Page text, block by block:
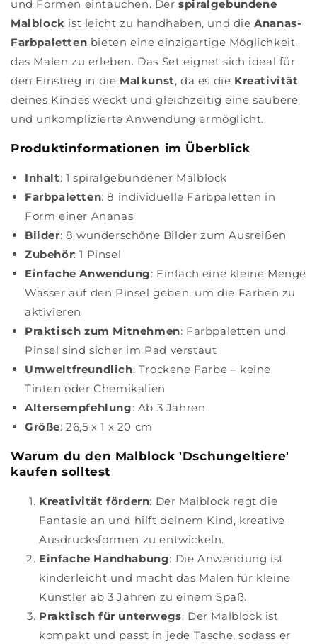
und Formen eintauchen. Derspiralgebundene
Malblock ist leicht zu handhaben, und dieAnanas-
Farbpaletten bieten eine einzigartige Möglichkeit,
das Malen zu erleben. Das Set eignet sich ideal für
den Einstieg in die Malkunst, da es die Kreativität
deines Kindes weckt und gleichzeitig eine saubere
und unkomplizierte Anwendung ermöglicht.
Produktinformationen im Überblick
Inhalt: 1 spiralgebundener Malblock
Farbpaletten: 8 individuelle Farbpaletten in
Form einer Ananas
Bilder: 8 wunderschöne Bilder zum Ausreißen
Zubehör: 1 Pinsel
Einfache Anwendung: Einfach eine kleine Menge
Wasser auf den Pinsel geben, um die Farben zu
aktivieren
Praktisch zum Mitnehmen: Farbpaletten und
Pinsel sind sicher im Pad verstaut
Umweltfreundlich: Trockene Farbe – keine
Tinten oder Chemikalien
Altersempfehlung: Ab 3 Jahren
Größe: 26,5 x 1 x 20 cm
Warum du den Malblock 'Dschungeltiere'
kaufen solltest
Kreativität fördern: Der Malblock regt die
Fantasie an und hilft deinem Kind, kreative
Ausdrucksformen zu entwickeln.
Einfache Handhabung: Die Anwendung ist
kinderleicht und macht das Malen für kleine
Künstler ab 3 Jahren zu einem Spaß.
Praktisch für unterwegs: Der Malblock ist
kompakt und passt in jede Tasche, sodass er